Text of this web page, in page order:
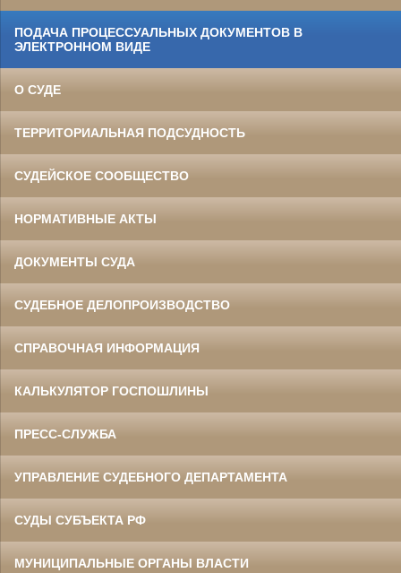
ПОДАЧА ПРОЦЕССУАЛЬНЫХ ДОКУМЕНТОВ В
ЭЛЕКТРОННОМ ВИДЕ
О СУДЕ
ТЕРРИТОРИАЛЬНАЯ ПОДСУДНОСТЬ
СУДЕЙСКОЕ СООБЩЕСТВО
НОРМАТИВНЫЕ АКТЫ
ДОКУМЕНТЫ СУДА
СУДЕБНОЕ ДЕЛОПРОИЗВОДСТВО
СПРАВОЧНАЯ ИНФОРМАЦИЯ
КАЛЬКУЛЯТОР ГОСПОШЛИНЫ
ПРЕСС-СЛУЖБА
УПРАВЛЕНИЕ СУДЕБНОГО ДЕПАРТАМЕНТА
СУДЫ СУБЪЕКТА РФ
МУНИЦИПАЛЬНЫЕ ОРГАНЫ ВЛАСТИ